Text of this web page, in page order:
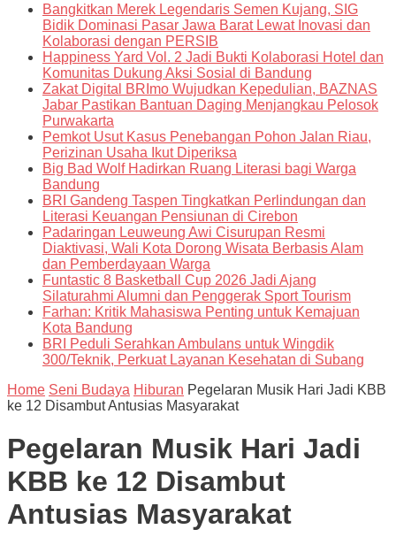
Bangkitkan Merek Legendaris Semen Kujang, SIG
Bidik Dominasi Pasar Jawa Barat Lewat Inovasi dan
Kolaborasi dengan PERSIB
Happiness Yard Vol. 2 Jadi Bukti Kolaborasi Hotel dan
Komunitas Dukung Aksi Sosial di Bandung
Zakat Digital BRImo Wujudkan Kepedulian, BAZNAS
Jabar Pastikan Bantuan Daging Menjangkau Pelosok
Purwakarta
Pemkot Usut Kasus Penebangan Pohon Jalan Riau,
Perizinan Usaha Ikut Diperiksa
Big Bad Wolf Hadirkan Ruang Literasi bagi Warga
Bandung
BRI Gandeng Taspen Tingkatkan Perlindungan dan
Literasi Keuangan Pensiunan di Cirebon
Padaringan Leuweung Awi Cisurupan Resmi
Diaktivasi, Wali Kota Dorong Wisata Berbasis Alam
dan Pemberdayaan Warga
Funtastic 8 Basketball Cup 2026 Jadi Ajang
Silaturahmi Alumni dan Penggerak Sport Tourism
Farhan: Kritik Mahasiswa Penting untuk Kemajuan
Kota Bandung
BRI Peduli Serahkan Ambulans untuk Wingdik
300/Teknik, Perkuat Layanan Kesehatan di Subang
Home Seni Budaya Hiburan Pegelaran Musik Hari Jadi KBB
ke 12 Disambut Antusias Masyarakat
Pegelaran Musik Hari Jadi
KBB ke 12 Disambut
Antusias Masyarakat